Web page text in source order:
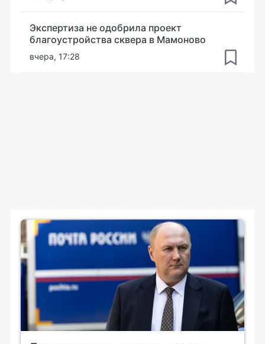
Экспертиза не одобрила проект
благоустройства сквера в Мамоново
вчера, 17:28